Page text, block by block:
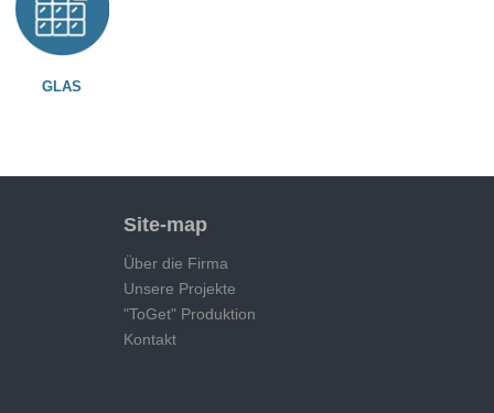
GLAS
Site-map
Über die Firma
Unsere Projekte
"ToGet" Produktion
Kontakt